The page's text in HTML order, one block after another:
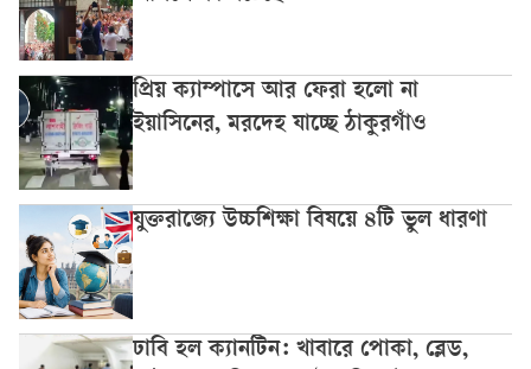
প্রিয় ক্যাম্পাসে আর ফেরা হলো না
ইয়াসিনের, মরদেহ যাচ্ছে ঠাকুরগাঁও
যুক্তরাজ্যে উচ্চশিক্ষা বিষয়ে ৪টি ভুল ধারণা
ঢাবি হল ক্যানটিন: খাবারে পোকা, ব্লেড,